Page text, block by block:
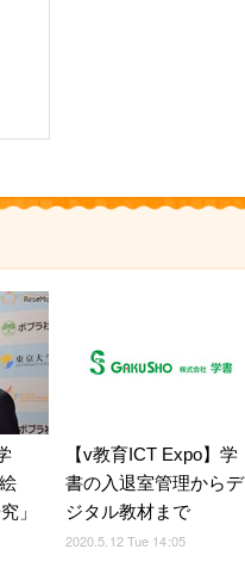
」
【v教育ICT Expo】学
書の入退室管理からデ
ジタル教材まで
2020.5.12 Tue 14:05